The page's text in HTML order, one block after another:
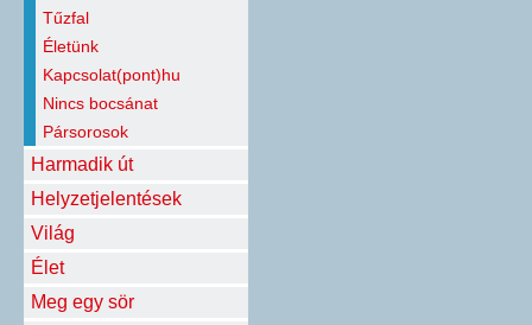
Tűzfal
Életünk
Kapcsolat(pont)hu
Nincs bocsánat
Pársorosok
Harmadik út
Helyzetjelentések
Világ
Élet
Meg egy sör